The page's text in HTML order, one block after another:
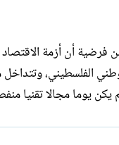
المقال من فرضية أن أزمة
الفلسطيني، وتتداخل
يوما مجالا تقنيا